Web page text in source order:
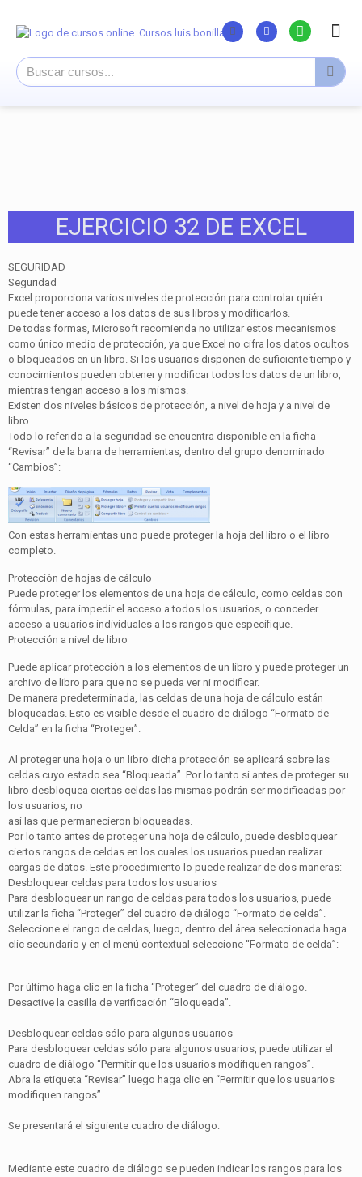
EJERCICIO 32 DE EXCEL
SEGURIDAD
Seguridad
Excel proporciona varios niveles de protección para controlar quién
puede tener acceso a los datos de sus libros y modificarlos.
De todas formas, Microsoft recomienda no utilizar estos mecanismos
como único medio de protección, ya que Excel no cifra los datos ocultos
o bloqueados en un libro. Si los usuarios disponen de suficiente tiempo y
conocimientos pueden obtener y modificar todos los datos de un libro,
mientras tengan acceso a los mismos.
Existen dos niveles básicos de protección, a nivel de hoja y a nivel de
libro.
Todo lo referido a la seguridad se encuentra disponible en la ficha
“Revisar” de la barra de herramientas, dentro del grupo denominado
“Cambios”:
Con estas herramientas uno puede proteger la hoja del libro o el libro
completo.
Protección de hojas de cálculo
Puede proteger los elementos de una hoja de cálculo, como celdas con
fórmulas, para impedir el acceso a todos los usuarios, o conceder
acceso a usuarios individuales a los rangos que especifique.
Protección a nivel de libro
Puede aplicar protección a los elementos de un libro y puede proteger un
archivo de libro para que no se pueda ver ni modificar.
De manera predeterminada, las celdas de una hoja de cálculo están
bloqueadas. Esto es visible desde el cuadro de diálogo “Formato de
Celda” en la ficha “Proteger”.
Al proteger una hoja o un libro dicha protección se aplicará sobre las
celdas cuyo estado sea “Bloqueada”. Por lo tanto si antes de proteger su
libro desbloquea ciertas celdas las mismas podrán ser modificadas por
los usuarios, no
así las que permanecieron bloqueadas.
Por lo tanto antes de proteger una hoja de cálculo, puede desbloquear
ciertos rangos de celdas en los cuales los usuarios puedan realizar
cargas de datos. Este procedimiento lo puede realizar de dos maneras:
Desbloquear celdas para todos los usuarios
Para desbloquear un rango de celdas para todos los usuarios, puede
utilizar la ficha “Proteger” del cuadro de diálogo “Formato de celda”.
Seleccione el rango de celdas, luego, dentro del área seleccionada haga
clic secundario y en el menú contextual seleccione “Formato de celda”:
Por último haga clic en la ficha “Proteger” del cuadro de diálogo.
Desactive la casilla de verificación “Bloqueada”.
Desbloquear celdas sólo para algunos usuarios
Para desbloquear celdas sólo para algunos usuarios, puede utilizar el
cuadro de diálogo “Permitir que los usuarios modifiquen rangos”.
Abra la etiqueta “Revisar” luego haga clic en “Permitir que los usuarios
modifiquen rangos”.
Se presentará el siguiente cuadro de diálogo:
Mediante este cuadro de diálogo se pueden indicar los rangos para los